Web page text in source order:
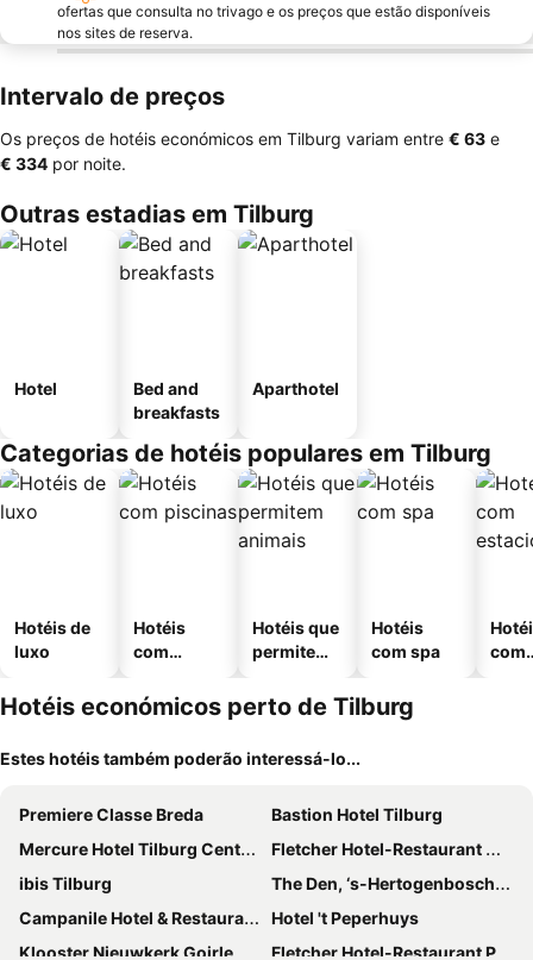
ofertas que consulta no trivago e os preços que estão disponíveis
nos sites de reserva.
Intervalo de preços
Os preços de hotéis económicos em Tilburg variam entre ‎€ 63 e
‎€ 334 por noite.
Outras estadias em Tilburg
Hotel
Bed and
breakfasts
Aparthotel
Categorias de hotéis populares em Tilburg
Hotéis de
luxo
Hotéis
com
Hotéis que
permitem
Hotéis
com spa
com
Hotéis económicos perto de Tilburg
Estes hotéis também poderão interessá-lo...
Premiere Classe Breda
Bastion Hotel Tilburg
Mercure Hotel Tilburg Centrum
Fletcher Hotel-Restaurant Waalwijk
ibis Tilburg
The Den, ‘s-Hertogenbosch, a Tribute Portfolio Hotel
Campanile Hotel & Restaurant Breda
Hotel 't Peperhuys
Klooster Nieuwkerk Goirle
Fletcher Hotel-Restaurant Prinsen